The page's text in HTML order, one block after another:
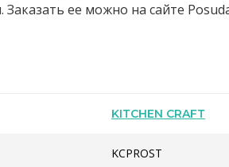
ее можно на сайте
KITCHEN CRAFT
KCPROST